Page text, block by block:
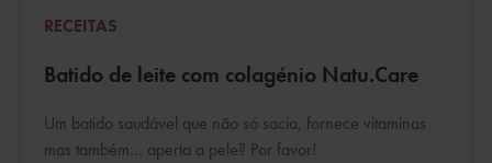
RECEITAS
Batido de leite com colagénio Natu.Care
Um batido saudável que não só sacia, fornece vitaminas
mas também... aperta a pele? Por favor!